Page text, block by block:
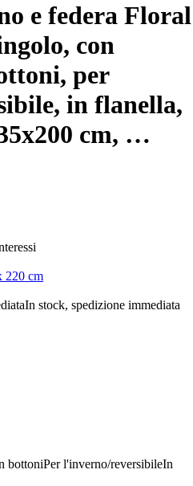
e federa Floral
con
per
in flanella,
cm, …
220 cm
In stock, spedizione immediata
bottoniPer l'inverno/reversibileIn